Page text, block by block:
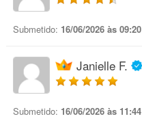
Submetido: 16/06/2026 às 09:20
Janielle F.
Submetido: 16/06/2026 às 11:44